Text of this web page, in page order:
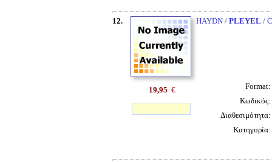
12. HAYDN / PLEYEL /
19,95 €
Format:
Κωδικός:
Διαθεσιμότητα:
Κατηγορία: